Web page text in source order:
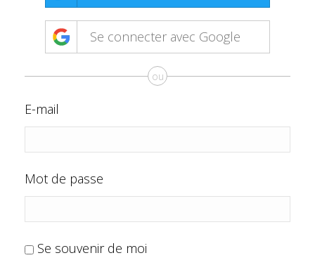
Se connecter avec Google
ou
E-mail
Mot de passe
Se souvenir de moi